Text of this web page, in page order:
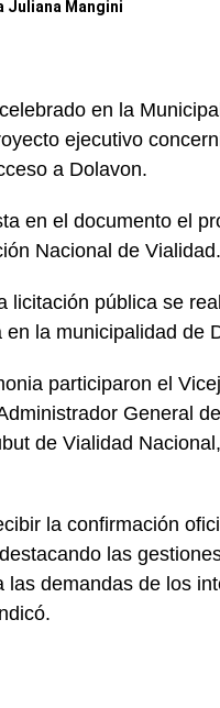
Juliana Mangini
en la
ejecutivo
a Dolavon.
en el documento el
Nacional de Vialidad.
licitación pública se
en la municipalidad de
participaron el
General
de Vialidad
la confirmación
las
las demandas de los